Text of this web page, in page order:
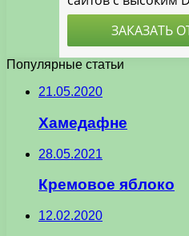
Популярные статьи
21.05.2020
Хамедафне
28.05.2021
Кремовое яблоко
12.02.2020